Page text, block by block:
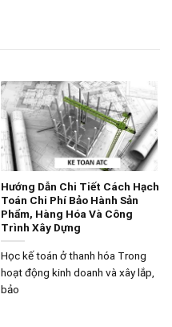
Hướng Dẫn Chi Tiết Cách Hạch
Toán Chi Phí Bảo Hành Sản
Phẩm, Hàng Hóa Và Công
Trình Xây Dựng
Học kế toán ở thanh hóa Trong
hoạt động kinh doanh và xây lắp,
bảo